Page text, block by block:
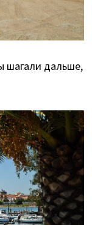
шагали дальше,